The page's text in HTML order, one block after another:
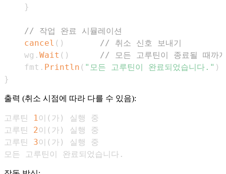
}
// 작업 완료 시뮬레이션
cancel ( )
// 취소 신호 보내기
    wg
. Wait ( )
// 모든 고루틴이 종료될 때까
    fmt
. Println ( "모든 고루틴이 완료되었습니다." )
}
출력 (취소 시점에 따라 다를 수 있음):
고루틴 1이 ( 가)
고루틴 2이 ( 가)
고루틴 3이 ( 가)
모든 고루틴이 완료되었습니다.